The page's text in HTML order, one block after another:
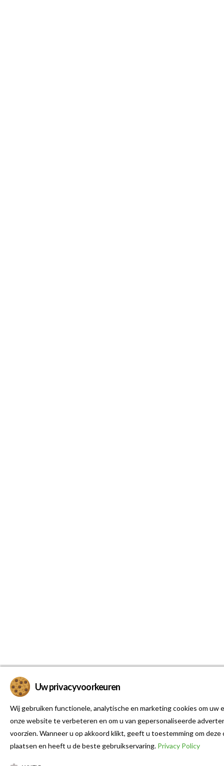
Uw privacyvoorkeuren
Wij gebruiken functionele, analytische en marketing cookies om uw
onze website te verbeteren en om u van gepersonaliseerde
voorzien. Wanneer u op akkoord klikt, geeft u toestemming om deze
plaatsen en heeft u de beste gebruikservaring. Privacy Policy